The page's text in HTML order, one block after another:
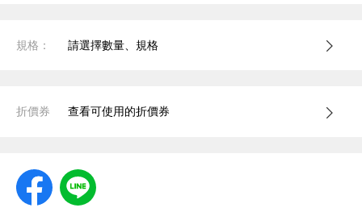
規格： 請選擇數量、規格
折價券 查看可使用的折價券